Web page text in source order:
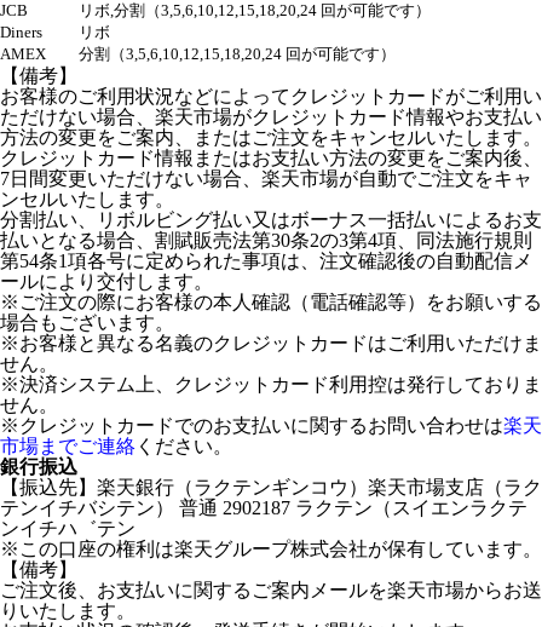
JCB
リボ,分割（3,5,6,10,12,15,18,20,24 回が可能です）
Diners
リボ
AMEX
分割（3,5,6,10,12,15,18,20,24 回が可能です）
【備考】
お客様のご利用状況などによってクレジットカードがご利用い
ただけない場合、楽天市場がクレジットカード情報やお支払い
方法の変更をご案内、またはご注文をキャンセルいたします。
クレジットカード情報またはお支払い方法の変更をご案内後、
7日間変更いただけない場合、楽天市場が自動でご注文をキャ
ンセルいたします。
分割払い、リボルビング払い又はボーナス一括払いによるお支
払いとなる場合、割賦販売法第30条2の3第4項、同法施行規則
第54条1項各号に定められた事項は、注文確認後の自動配信メ
ールにより交付します。
※ご注文の際にお客様の本人確認（電話確認等）をお願いする
場合もございます。
※お客様と異なる名義のクレジットカードはご利用いただけま
せん。
※決済システム上、クレジットカード利用控は発行しておりま
せん。
※クレジットカードでのお支払いに関するお問い合わせは楽天
市場までご連絡 ください。
銀行振込
【振込先】楽天銀行（ラクテンギンコウ）楽天市場支店（ラク
テンイチバシテン） 普通 2902187 ラクテン（スイエンラクテ
ンイチハ゛テン
※この口座の権利は楽天グループ株式会社が保有しています。
【備考】
ご注文後、お支払いに関するご案内メールを楽天市場からお送
りいたします。